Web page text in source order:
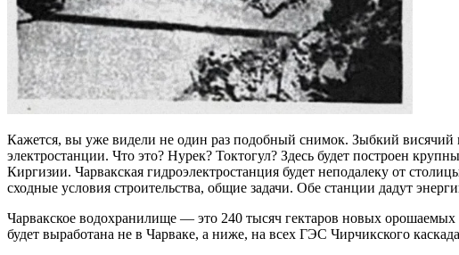
Кажется, вы уже видели не один раз подобный снимок. Зыбкий висячий
электростанции. Что это? Нурек? Токтогул? Здесь будет построен
Киргизии. Чарвакская гидроэлектростанция будет неподалеку от
сходные условия строительства, общие задачи. Обе станции дадут
Чарвакское водохранилище — это 240 тысяч гектаров новых орошаемых
будет выработана не в Чарваке, а ниже, на всех ГЭС Чирчикского